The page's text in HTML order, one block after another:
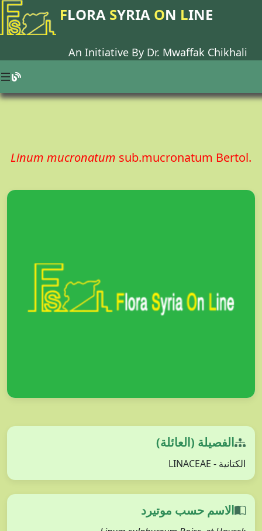
FLORA SYRIA ON LINE
An Initiative By Dr. Mwaffak Chikhali
Linum mucronatum sub.mucronatum Bertol.
الفصيلة (العائلة)
الكتانية - LINACEAE
الاسم حسب موتيرد